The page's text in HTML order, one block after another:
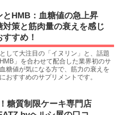
とHMB：血糖値の急上昇
対策と筋肉量の衰えを感じ
すめ！
して大注目の「イヌリン」と、話題
」を合わせて配合した業界初のサ
糖値が気になる方で、筋力の衰えを
おすすめのサプリメントです。
糖質制限ケーキ専門店